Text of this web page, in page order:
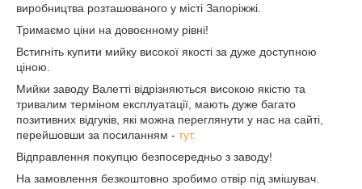
виробництва розташованого у місті Запоріжжі.
Тримаємо ціни на довоєнному рівні!
Встигніть купити мийку високої якості за дуже доступною
ціною.
Мийки заводу Валетті відрізняються високою якістю та
тривалим терміном експлуатації, мають дуже багато
позитивних відгуків, які можна переглянути у нас на сайті,
перейшовши за посиланням - тут.
Відправлення покупцю безпосередньо з заводу!
На замовлення безкоштовно зробимо отвір під змішувач.